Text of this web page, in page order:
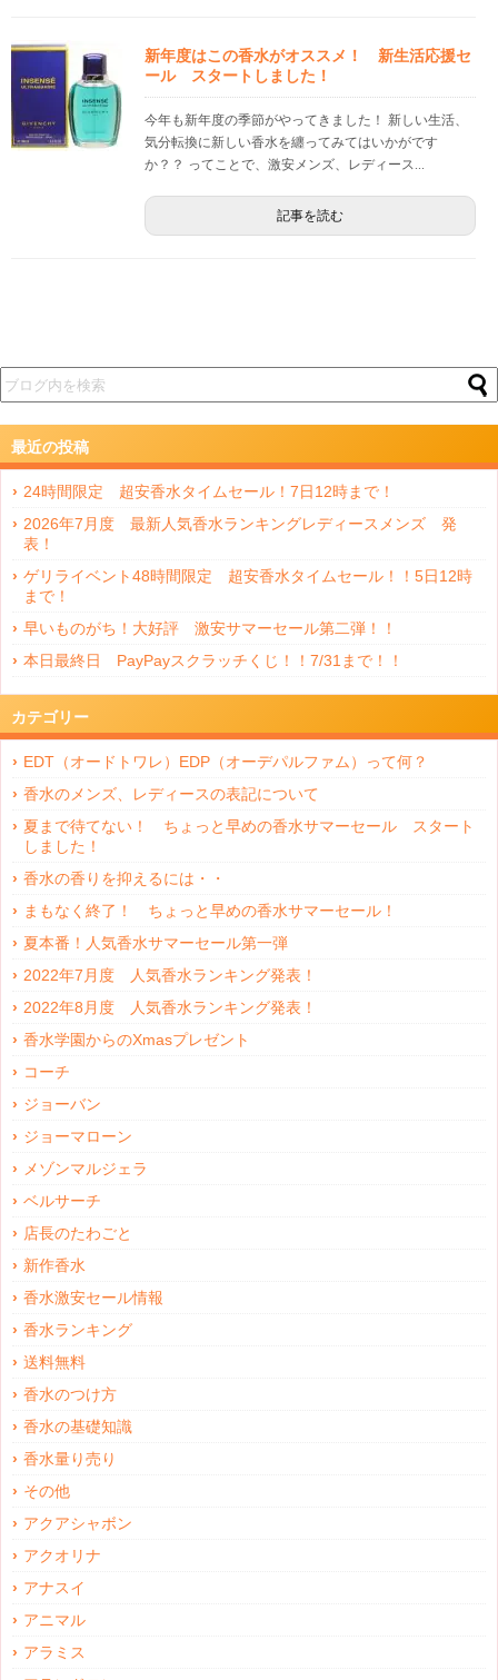
新年度はこの香水がオススメ！ 新生活応援セ
ール スタートしました！
今年も新年度の季節がやってきました！ 新しい生活、
気分転換に新しい香水を纏ってみてはいかがです
か？？ ってことで、激安メンズ、レディース...
記事を読む
最近の投稿
24時間限定 超安香水タイムセール！7日12時まで！
2026年7月度 最新人気香水ランキングレディースメンズ 発
表！
ゲリライベント48時間限定 超安香水タイムセール！！5日12時
まで！
早いものがち！大好評 激安サマーセール第二弾！！
本日最終日 PayPayスクラッチくじ！！7/31まで！！
カテゴリー
EDT（オードトワレ）EDP（オーデパルファム）って何？
香水のメンズ、レディースの表記について
夏まで待てない！ ちょっと早めの香水サマーセール スタート
しました！
香水の香りを抑えるには・・
まもなく終了！ ちょっと早めの香水サマーセール！
夏本番！人気香水サマーセール第一弾
2022年7月度 人気香水ランキング発表！
2022年8月度 人気香水ランキング発表！
香水学園からのXmasプレゼント
コーチ
ジョーバン
ジョーマローン
メゾンマルジェラ
ベルサーチ
店長のたわごと
新作香水
香水激安セール情報
香水ランキング
送料無料
香水のつけ方
香水の基礎知識
香水量り売り
その他
アクアシャボン
アクオリナ
アナスイ
アニマル
アラミス